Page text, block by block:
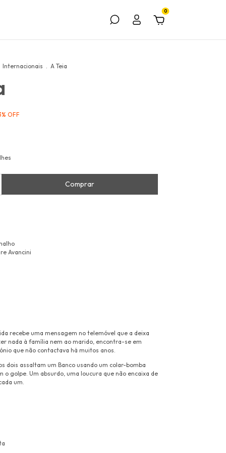
0
Internacionais . A Teia
% OFF
Avancini
recebe uma mensagem no telemóvel que a deixa
nada à família nem ao marido, encontra-se em
que não contactava há muitos anos.
dois assaltam um Banco usando um colar-bomba
o golpe. Um absurdo, uma loucura que não encaixa de
um.